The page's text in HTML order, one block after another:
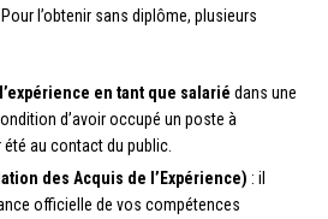
l’obtenir sans diplôme, plusieurs
en tant que salarié dans une
d’avoir occupé un poste à
au contact du public.
des Acquis de l’Expérience) : il
officielle de vos compétences